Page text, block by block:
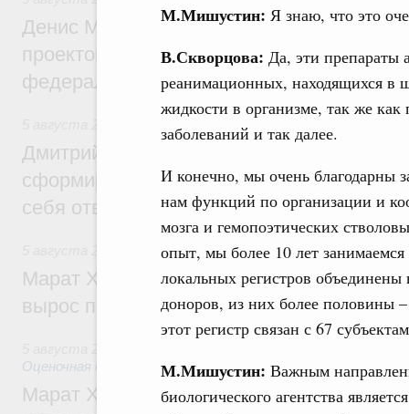
М.Мишустин: Я знаю, что это
В.Скворцова: Да, эти препараты
реанимационных, находящихся в
жидкости в организме, так же
заболеваний и так далее.
И конечно, мы очень благодарны
нам функций по организации и
мозга и гемопоэтических
опыт, мы более 10 лет занимаемся
локальных регистров
доноров, из них более половины
этот регистр связан с 67
М.Мишустин: Важным
биологического агентства
Денис Мантуров провёл совещание по
проектов института кураторства в
федеральном округе
Молодёжная политика
Дмитрий Чернышенко: Всемирный
сформировал целое сообщество людей,
себя ответственность за будущее
Национальный проект «Инфраструктура
Марат Хуснуллин: Ввод нежилых зданий
вырос почти на треть
Оценочная деятельность
Марат Хуснуллин: По решению